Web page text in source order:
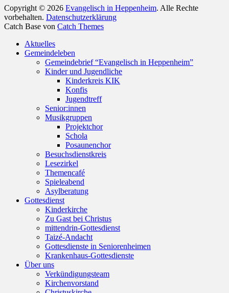
Copyright © 2026 Evangelisch in Heppenheim. Alle Rechte
vorbehalten. Datenschutzerklärung
Catch Base von Catch Themes
oben
scrollen
Aktuelles
Gemeindeleben
Gemeindebrief “Evangelisch in Heppenheim”
Kinder und Jugendliche
Kinderkreis KIK
Konfis
Jugendtreff
Senior:innen
Musikgruppen
Projektchor
Schola
Posaunenchor
Besuchsdienstkreis
Lesezirkel
Themencafé
Spieleabend
Asylberatung
Gottesdienst
Kinderkirche
Zu Gast bei Christus
mittendrin-Gottesdienst
Taizé-Andacht
Gottesdienste in Seniorenheimen
Krankenhaus-Gottesdienste
Über uns
Verkündigungsteam
Kirchenvorstand